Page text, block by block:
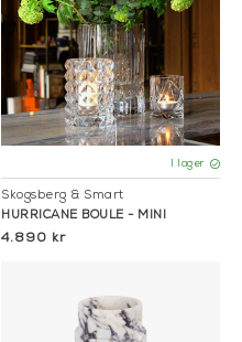
I lager
Skogsberg & Smart
HURRICANE BOULE - MINI
4.890 kr